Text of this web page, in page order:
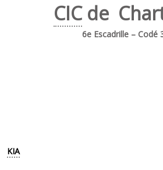
CICde
6e Escadrille – Codé
KIA